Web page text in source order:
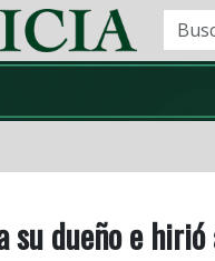
su dueño e hirió